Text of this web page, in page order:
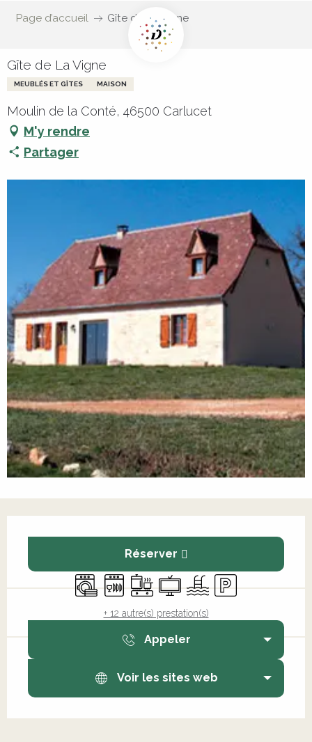
Page d’accueil Gîte de La Vigne
Gîte de La Vigne
MEUBLÉS ET GÎTES MAISON
Moulin de la Conté, 46500 Carlucet
M'y rendre
Partager
Réserver
Lave lingeLave vaisselle
Plaque de cuisson
TélévisionPiscineParking
+ 12 autre(s) prestation(s)
Appeler
Voir les sites web